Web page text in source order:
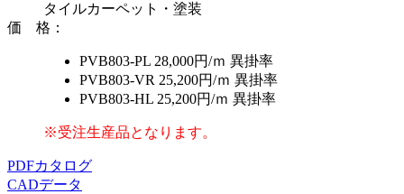
タイルカーペット・塗装
価 格 ：
PVB803-PL 28,000円/ｍ 異掛率
PVB803-VR 25,200円/ｍ 異掛率
PVB803-HL 25,200円/ｍ 異掛率
※受注生産品となります。
PDFカタログ
CADデータ